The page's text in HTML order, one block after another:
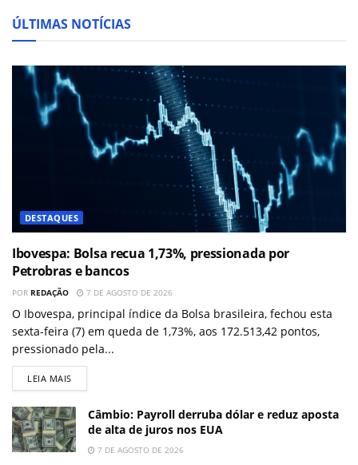
ÚLTIMAS NOTÍCIAS
DESTAQUES
Ibovespa: Bolsa recua 1,73%, pressionada por
Petrobras e bancos
POR REDAÇÃO 7 DE AGOSTO DE 2026
O Ibovespa, principal índice da Bolsa brasileira, fechou esta
sexta-feira (7) em queda de 1,73%, aos 172.513,42 pontos,
pressionado pela...
LEIA MAIS
Câmbio: Payroll derruba dólar e reduz aposta
de alta de juros nos EUA
7 DE AGOSTO DE 2026